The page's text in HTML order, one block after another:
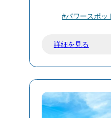
ばれ、島の歴史
諸島の開拓神であ
ぬしのみこと）
#パワースポッ
詳細を見る